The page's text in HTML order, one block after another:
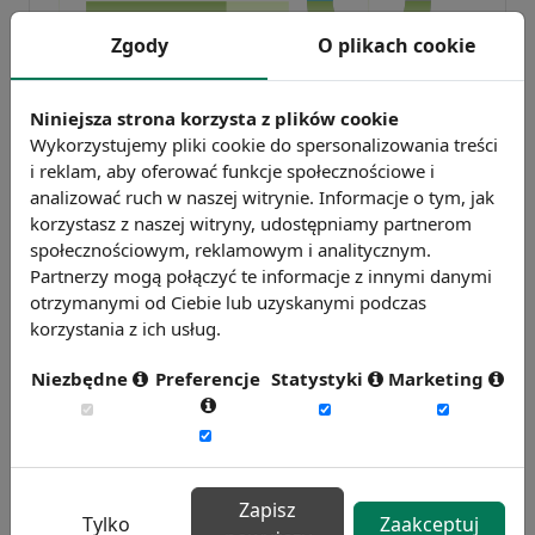
Zmierz 59 wskaźników efektywności
personalnej, w tym absencję, fluktuację i
efektywność pracy.
Weź udział w badaniu
Badanie satysfakcji w Twojej firmie
13 wymiarów oceny, aktualne benchmarki
Zgody O plikach cookie
Niniejsza strona korzysta z plików cookie
Wykorzystujemy pliki cookie do spersonalizowania treści
i reklam, aby oferować funkcje społecznościowe i
analizować ruch w naszej witrynie. Informacje o tym, jak
korzystasz z naszej witryny, udostępniamy partnerom
społecznościowym, reklamowym i analitycznym.
Partnerzy mogą połączyć te informacje z innymi danymi
otrzymanymi od Ciebie lub uzyskanymi podczas
korzystania z ich usług.
Niezbędne Preferencje Statystyki Marketing
Tylko
Zapisz
Zaakceptuj